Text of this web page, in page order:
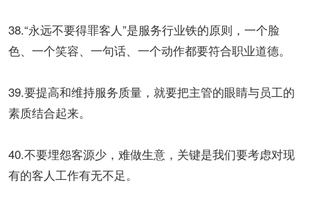
38.“永远不要得罪客人”是服务行业铁的原则，一个脸
色、一个笑容、一句话、一个动作都要符合职业道德。
39.要提高和维持服务质量，就要把主管的眼睛与员工的
素质结合起来。
40.不要埋怨客源少，难做生意，关键是我们要考虑对现
有的客人工作有无不足。